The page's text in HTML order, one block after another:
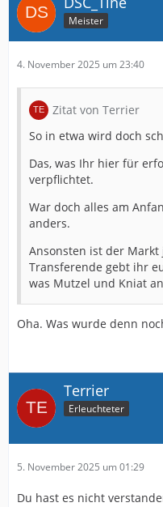
Meister
4. November 2025 um 23:40
Zitat von Terrier
So in etwa wird doch
Das, was Ihr hier für
verpflichtet.
War doch alles am
anders.
Ansonsten ist der
Transferende gebt ihr
was Mutzel und Kniat
Oha. Was wurde denn
Terrier
Erleuchteter
5. November 2025 um 01:29
Du hast es nicht